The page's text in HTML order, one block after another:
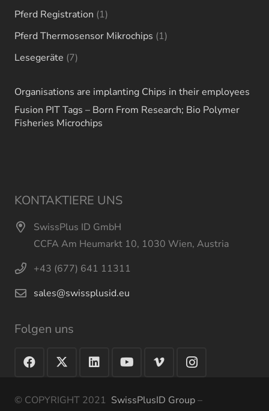
Pferd Registration 11
product
Pferd Thermosensor Mikrochips 11
Lesegeräte 77
Organisations are implanting Chips in their employees
Fusion PIT Tags – Born From Research; Bio Polymer
Fisheries Microchips
KONTAKTIERE UNS
SwissPlus ID GmbH
CCFA Am Heumarkt 10, 1030 Wien, Austria
+43 (677) 641 11311
sales@swissplusid.eu
Folgen uns
© COPYRIGHT 2021 SwissPlusID Group–